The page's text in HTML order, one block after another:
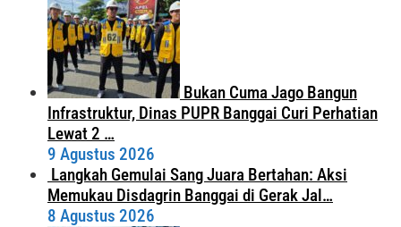
Bukan Cuma Jago Bangun
Infrastruktur, Dinas PUPR Banggai Curi Perhatian
Lewat 2 …
9 Agustus 2026
Langkah Gemulai Sang Juara Bertahan: Aksi
Memukau Disdagrin Banggai di Gerak Jal…
8 Agustus 2026